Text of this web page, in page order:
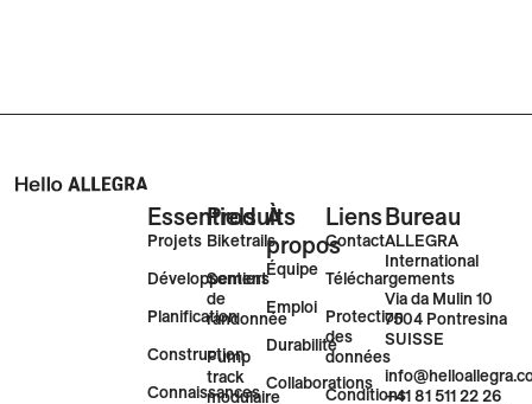
Essentiels
Projets
Développement
Planification
Construction
Connaissances
Produits
Biketrails
Sentiers
de
randonnée
Pump
track
modulaire
À
propos
Équipe
Emploi
Durabilité
Collaborations
Liens
Contact
Téléchargements
Protection
des
données
Conditions
Bureau
ALLEGRA
International
Via da Mulin 10
7504 Pontresina
SUISSE
+41 81 511 22 26